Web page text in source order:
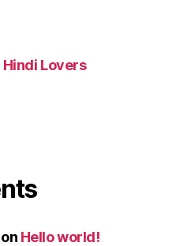
Lovers
on Hello world!